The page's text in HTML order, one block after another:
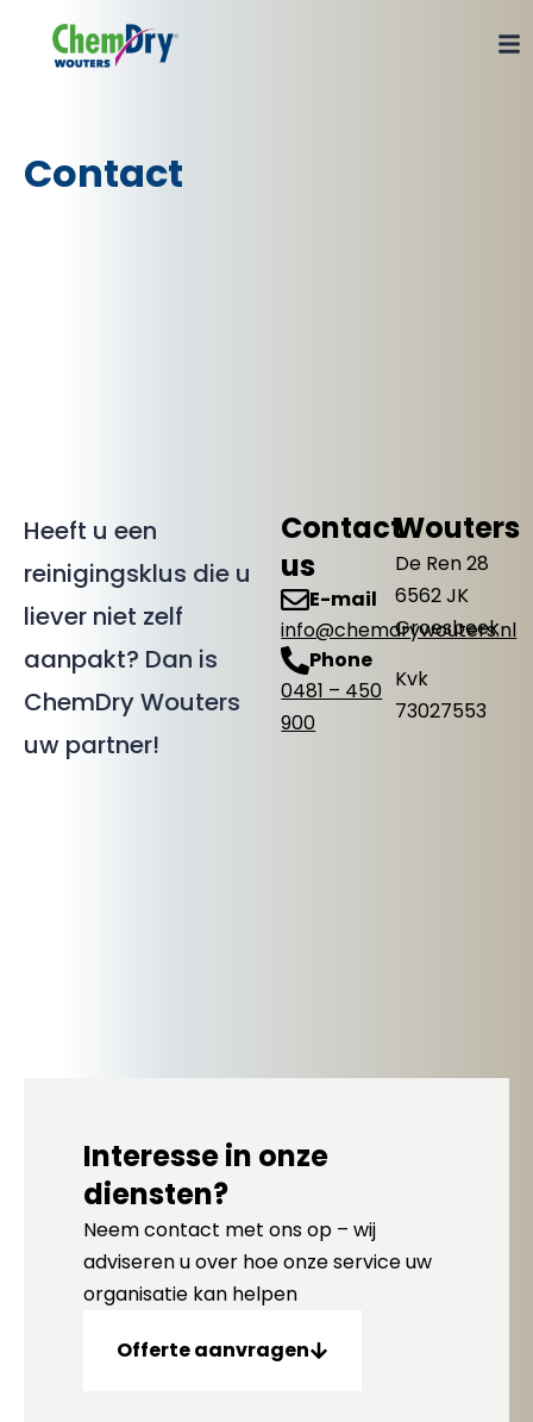
Contact
Heeft u een
reinigingsklus die u
liever niet zelf
aanpakt? Dan is
ChemDry Wouters
uw partner!
Contact
us
E-mail
info@chemdrywouters.nl
Phone
0481 – 450
900
Wouters
De Ren 28
6562 JK
Groesbeek
Kvk
73027553
Interesse in onze
diensten?
Neem contact met ons op – wij
adviseren u over hoe onze service uw
organisatie kan helpen
Offerte aanvragen